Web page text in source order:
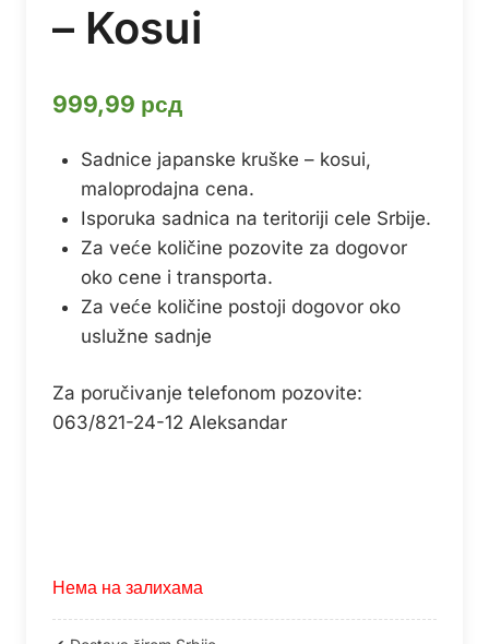
– Kosui
999,99 рсд
Sadnice japanske kruške – kosui,
maloprodajna cena.
Isporuka sadnica na teritoriji cele Srbije.
Za veće količine pozovite za dogovor
oko cene i transporta.
Za veće količine postoji dogovor oko
uslužne sadnje
Za poručivanje telefonom pozovite:
063/821-24-12 Aleksandar
Нема на залихама